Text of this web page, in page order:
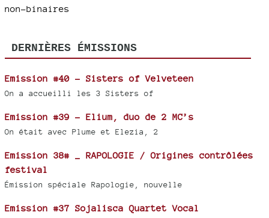
non-binaires
DERNIÈRES ÉMISSIONS
Emission #40 - Sisters of Velveteen
On a accueilli les 3 Sisters of
Emission #39 - Elium, duo de 2 MC’s
On était avec Plume et Elezia, 2
Emission 38# _ RAPOLOGIE / Origines contrôlées
festival
Émission spéciale Rapologie, nouvelle
Emission #37 Sojalisca Quartet Vocal